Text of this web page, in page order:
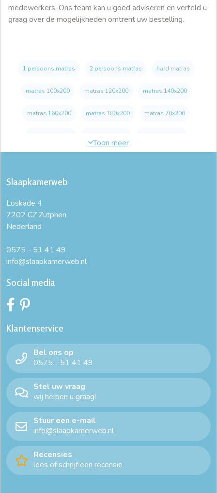
medewerkers. Ons team kan u goed adviseren en verteld u
graag over de mogelijkheden omtrent uw bestelling.
1 persoons matras 2 persoons matras hard matras
matras 100x200 matras 120x200 matras 140x200
matras 160x200 matras 180x200 matras 70x200
matras voor zware mensen
talalay latex matras
Slaapkamerweb
Loskade 4
7202 CZ Zutphen
Nederland
0575 - 51 41 49
info@slaapkamerweb.nl
Social media
Klantenservice
Bel ons op
0575 - 51 41 49
Stel uw vraag
wij helpen u graag!
Stuur een e-mail
info@slaapkamerweb.nl
Recensies
lees of schrijf een recensie